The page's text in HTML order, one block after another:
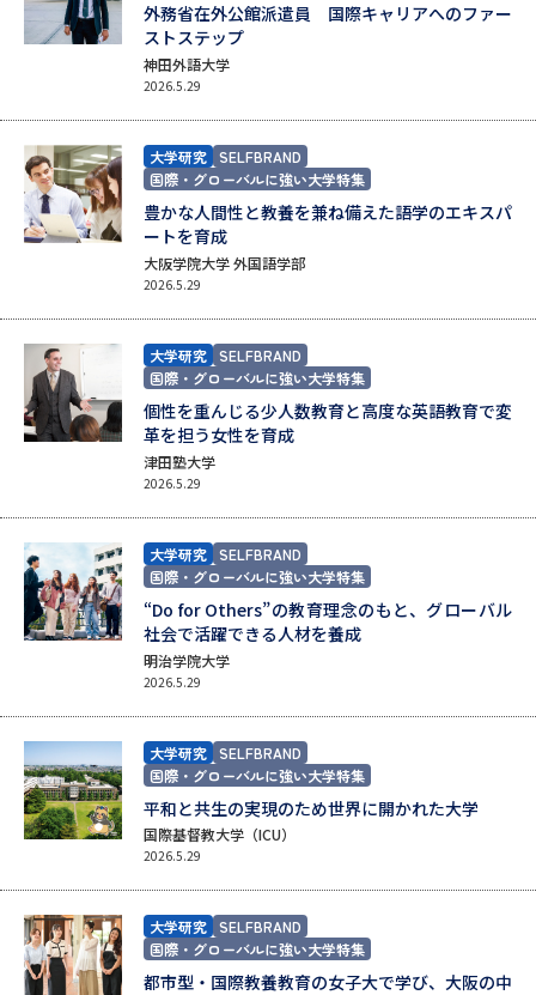
デジタルパンフレット
新学年スタート号特集ページ
（高3生用）
（高2生用）
オープンキャンパスなどを調べる
オープンキャンパス検索 実施プログラムから探す
来場型・Web型イベント特集
受験準備 資料検索
志望校・出願校を調べる
併願校選び 受験スケジュールを立てよう
先輩が入学を決めた理由 テレメール全国一斉進学調査
新生活お役立ちガイド
学問発見 学問検索
学問のミニ講義「夢ナビ講義」 学問分野解説
外務省在外公館派遣員 国際キャリアへのファー
ストステップ
神田外語大学
2026.5.29
大学研究 SELFBRAND
国際・グローバルに強い大学特集
豊かな人間性と教養を兼ね備えた語学のエキスパ
ートを育成
大阪学院大学 外国語学部
2026.5.29
大学研究 SELFBRAND
国際・グローバルに強い大学特集
個性を重んじる少人数教育と高度な英語教育で変
革を担う女性を育成
津田塾大学
2026.5.29
大学研究 SELFBRAND
国際・グローバルに強い大学特集
“Do for Others”の教育理念のもと、グローバル
社会で活躍できる人材を養成
明治学院大学
2026.5.29
大学研究 SELFBRAND
国際・グローバルに強い大学特集
平和と共生の実現のため世界に開かれた大学
国際基督教大学（ICU）
2026.5.29
大学研究 SELFBRAND
国際・グローバルに強い大学特集
都市型・国際教養教育の女子大で学び、大阪の中